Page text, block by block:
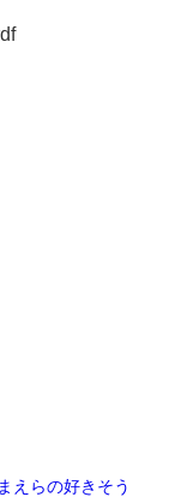
えらの好きそう